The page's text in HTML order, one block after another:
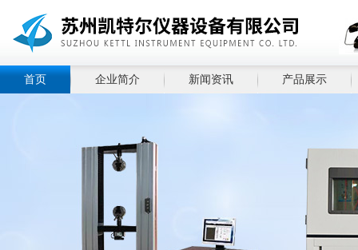
首页 企业简介 新闻资讯 产品展示